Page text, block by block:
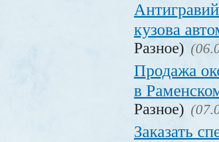
кузова
Разное)
Продажа
в
Разное)
Заказать